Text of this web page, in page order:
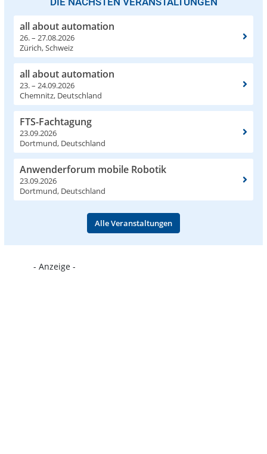
all about automation
26. – 27.08.2026
Zürich, Schweiz
all about automation
23. – 24.09.2026
Chemnitz, Deutschland
FTS-Fachtagung
23.09.2026
Dortmund, Deutschland
Anwenderforum mobile Robotik
23.09.2026
Dortmund, Deutschland
Alle Veranstaltungen
- Anzeige -